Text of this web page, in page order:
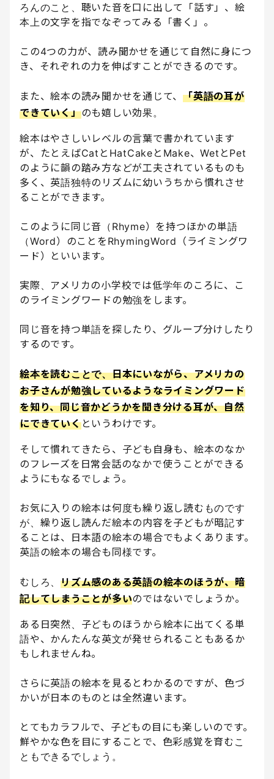
ろんのこと、聴いた音を口に出して「話す」、絵
本上の文字を指でなぞってみる「書く」。
この4つの力が、読み聞かせを通じて自然に身につ
き、それぞれの力を伸ばすことができるのです。
また、絵本の読み聞かせを通じて、 「英語の耳が
できていく」のも嬉しい効果。
絵本はやさしいレベルの言葉で書かれています
が、たとえばCatとHatCakeとMake、WetとPet
のように韻の踏み方などが工夫されているものも
多く、英語独特のリズムに幼いうちから慣れさせ
ることができます。
このように同じ音（Rhyme）を持つほかの単語
（Word）のことをRhymingWord（ライミングワ
ード）といいます。
実際、アメリカの小学校では低学年のころに、こ
のライミングワードの勉強をします。
同じ音を持つ単語を探したり、グループ分けしたり
するのです。
絵本を読むことで、日本にいながら、アメリカの
お子さんが勉強しているようなライミングワード
を知り、同じ音かどうかを聞き分ける耳が、自然
にできていくというわけです。
そして慣れてきたら、子ども自身も、絵本のなか
のフレーズを日常会話のなかで使うことができる
ようにもなるでしょう。
お気に入りの絵本は何度も繰り返し読むものです
が、繰り返し読んだ絵本の内容を子どもが暗記す
ることは、日本語の絵本の場合でもよくあります。
英語の絵本の場合も同様です。
むしろ、 リズム感のある英語の絵本のほうが、暗
記してしまうことが多いのではないでしょうか。
ある日突然、子どものほうから絵本に出てくる単
語や、かんたんな英文が発せられることもあるか
もしれませんね。
さらに英語の絵本を見るとわかるのですが、色づ
かいが日本のものとは全然違います。
とてもカラフルで、子どもの目にも楽しいのです。
鮮やかな色を目にすることで、色彩感覚を育むこ
ともできるでしょう。